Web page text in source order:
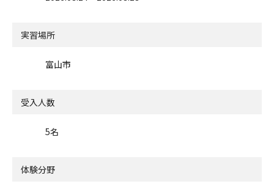
実習場所
富山市
受入人数
5名
体験分野